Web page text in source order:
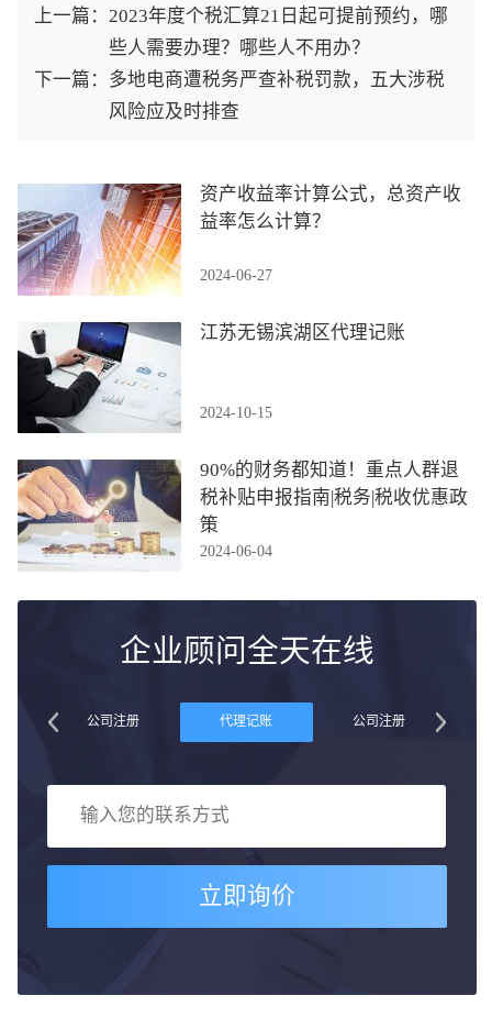
上一篇：2023年度个税汇算21日起可提前预约，哪
些人需要办理？哪些人不用办？
下一篇： 多地电商遭税务严查补税罚款，五大涉税
风险应及时排查
资产收益率计算公式，总资产收
益率怎么计算？
2024-06-27
江苏无锡滨湖区代理记账
2024-10-15
90%的财务都知道！重点人群退
税补贴申报指南|税务|税收优惠政
策
2024-06-04
企业顾问全天在线
公司注册 代理记账 公司注册
立即询价